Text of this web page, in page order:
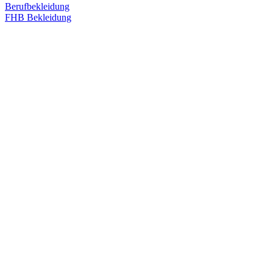
Berufbekleidung
FHB Bekleidung